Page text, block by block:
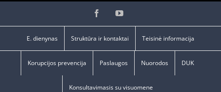
FacebookYouTube
E. dienynas Struktūra ir kontaktai Teisinė informacija
Korupcijos prevencija Paslaugos Nuorodos DUK
Konsultavimasis su visuomene